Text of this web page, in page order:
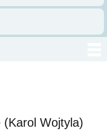
Wojtyla)